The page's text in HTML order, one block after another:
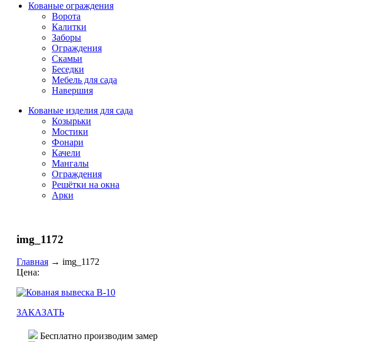
Кованые ограждения
Ворота
Калитки
Заборы
Ограждения
Скамьи
Беседки
Мебель для сада
Навершия
Кованые изделия для сада
Козырьки
Мостики
Фонари
Качели
Мангалы
Ограждения
Решётки на окна
Арки
img_1172
Главная → img_1172
Цена:
ЗАКАЗАТЬ
Бесплатно производим замер